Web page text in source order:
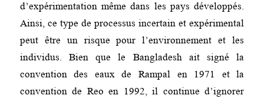
d’expérimentation même dans les pays développés.
Ainsi, ce type de processus incertain et expérimental
peut être un risque pour l’environnement et les
individus. Bien que le Bangladesh ait signé la
convention des eaux de Rampal en 1971 et la
convention de Reo en 1992, il continue d’ignorer